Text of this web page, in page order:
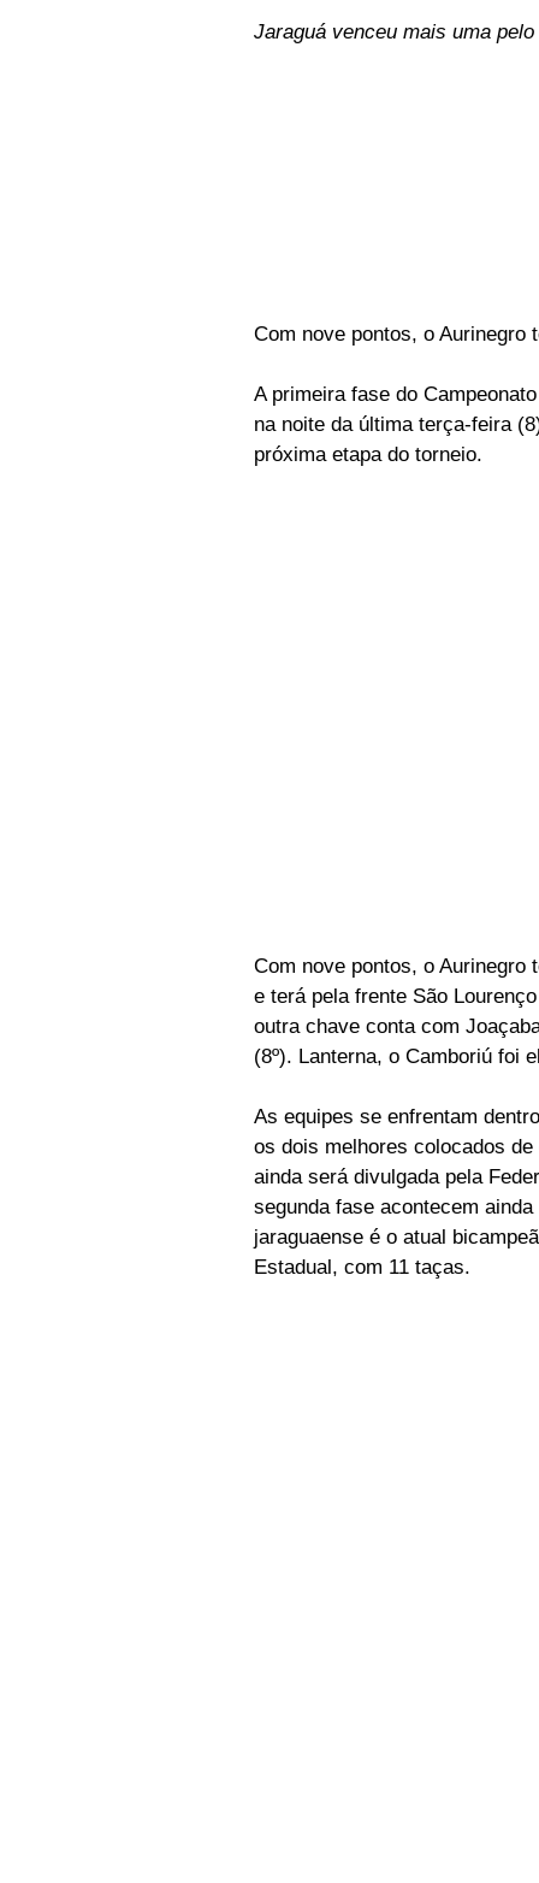
Jaraguá venceu mais uma
Com nove pontos, o Aurinegro
A primeira fase do
na noite da última terça-feira
próxima etapa do torneio.
Com nove pontos, o Aurinegro
e terá pela frente São
outra chave conta com
(8º). Lanterna, o Camboriú foi
As equipes se enfrentam
os dois melhores colocados
ainda será divulgada pela
segunda fase acontecem
jaraguaense é o atual
Estadual, com 11 taças.